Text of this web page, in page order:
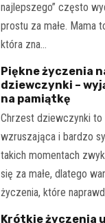
najlepszego” często
prostu za małe. Mama
która zna…
Piękne życzenia
dziewczynki –
na pamiątkę
Chrzest dziewczynki to
wzruszająca i bardzo
takich momentach
się za małe, dlatego
życzenia, które
Krótkie życzenia